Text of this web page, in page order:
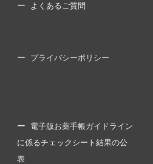
よくあるご質問
プライバシーポリシー
電子版お薬手帳ガイドライン
に係るチェックシート結果の公
表